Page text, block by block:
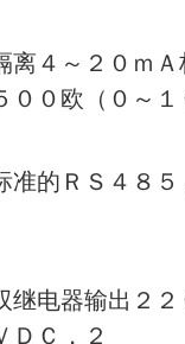
离４～２０ｍ
００欧（０～１
准的ＲＳ４８
继电器输出２２
ＤＣ，２